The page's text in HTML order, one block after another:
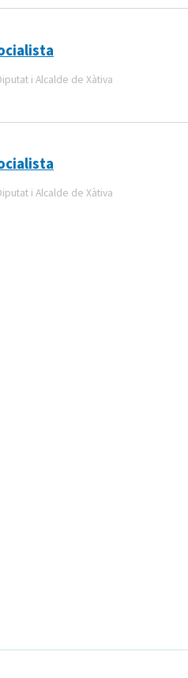
i Alcalde de Xàtiva
i Alcalde de Xàtiva